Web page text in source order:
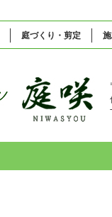
庭づくり・剪定